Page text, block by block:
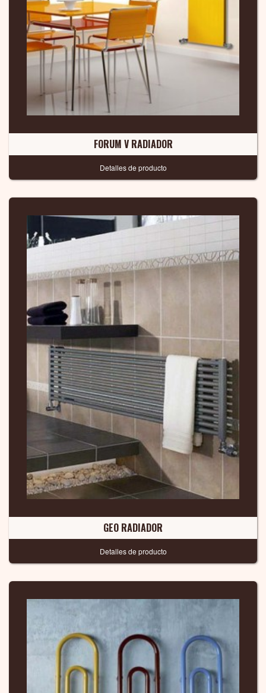
FORUM V RADIADOR
Detalles de producto
GEO RADIADOR
Detalles de producto